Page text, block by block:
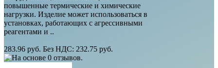
повышенные термические и химические
нагрузки. Изделие может использоваться в
установках, работающих с агрессивными
реагентами и ..
283.96 руб. Без НДС: 232.75 руб.